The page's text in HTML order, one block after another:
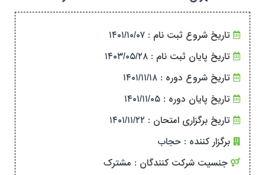
تاریخ شروع ثبت نام : ۱۴۰۱/۱۰/۰۷
تاریخ پایان ثبت نام : ۱۴۰۳/۰۵/۲۸
تاریخ شروع دوره : ۱۴۰۱/۱۱/۱۸
تاریخ پایان دوره : ۱۴۰۱/۱۱/۰۵
تاریخ برگزاری امتحان : ۱۴۰۱/۱۱/۲۲
برگزار کننده : حجاب
جنسیت شرکت کنندگان : مشترک